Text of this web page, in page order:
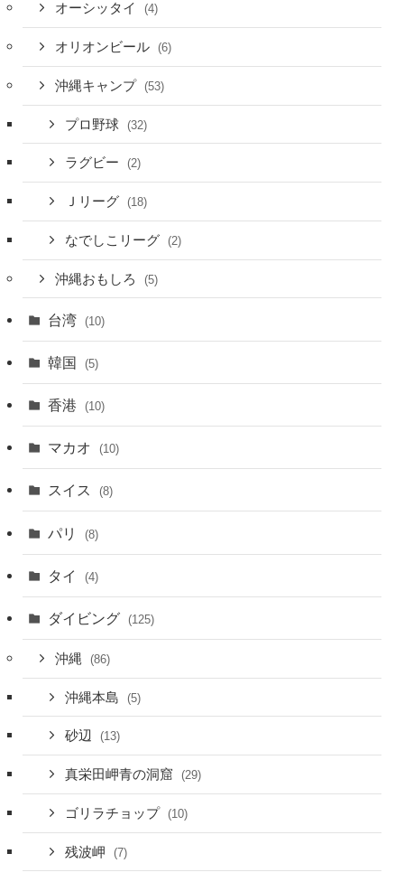
オーシッタイ (4)
オリオンビール (6)
沖縄キャンプ (53)
プロ野球 (32)
ラグビー (2)
Ｊリーグ (18)
なでしこリーグ (2)
沖縄おもしろ (5)
台湾 (10)
韓国 (5)
香港 (10)
マカオ (10)
スイス (8)
パリ (8)
タイ (4)
ダイビング (125)
沖縄 (86)
沖縄本島 (5)
砂辺 (13)
真栄田岬青の洞窟 (29)
ゴリラチョップ (10)
残波岬 (7)